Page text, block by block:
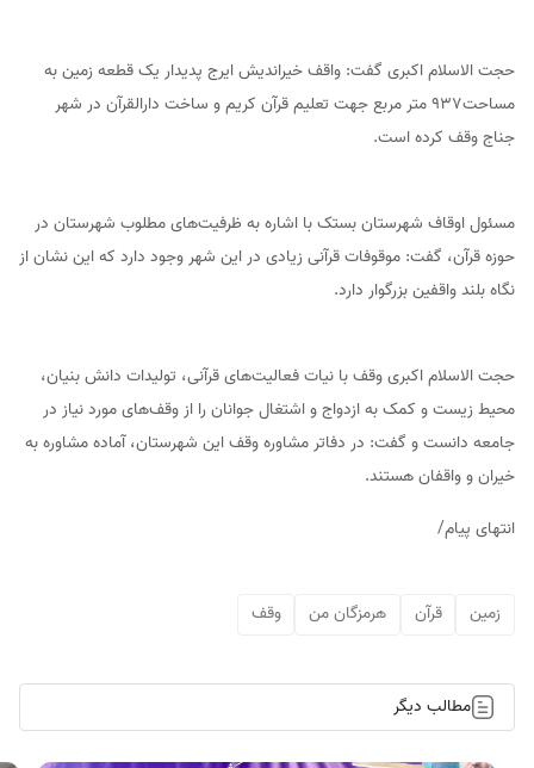
حجت الاسلام اکبری گفت: واقف خیراندیش ایرج پدیدار یک قطعه زمین به
مساحت937 متر مربع جهت تعلیم قرآن کریم و ساخت دارالقرآن در شهر
جناج وقف کرده است.
مسئول اوقاف شهرستان بستک با اشاره به ظرفیت‌های مطلوب شهرستان در
حوزه قرآن، گفت: موقوفات قرآنی زیادی در این شهر وجود دارد که این نشان از
نگاه بلند واقفین بزرگوار دارد.
حجت الاسلام اکبری وقف با نیات فعالیت‌های قرآنی، تولیدات دانش بنیان،
محیط زیست و کمک به ازدواج و اشتغال جوانان را از وقف‌های مورد نیاز در
جامعه دانست و گفت: در دفاتر مشاوره وقف این شهرستان، آماده مشاوره به
خیران و واقفان هستند.
انتهای پیام/
زمین قرآن هرمزگان من وقف
مطالب دیگر